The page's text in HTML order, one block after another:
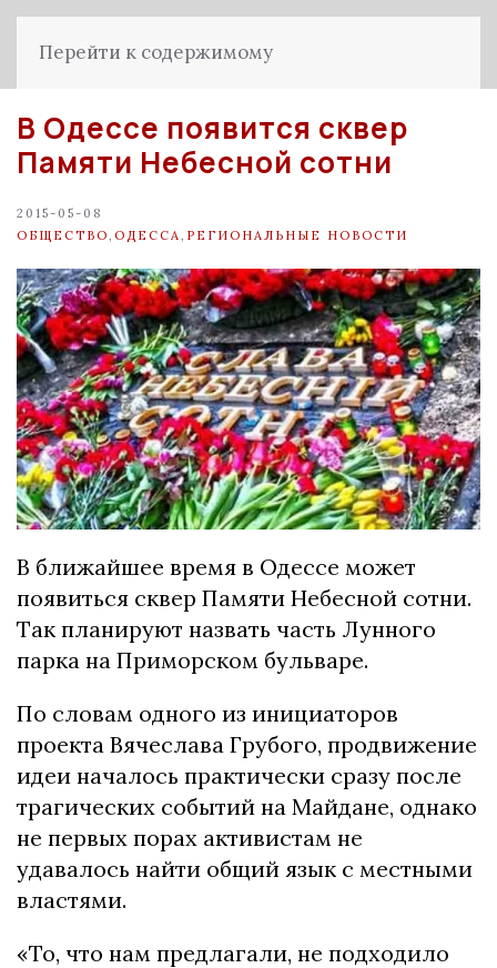
Перейти к содержимому
В Одессе появится сквер
Памяти Небесной сотни
2015-05-08
ОБЩЕСТВО ОДЕССА РЕГИОНАЛЬНЫЕ НОВОСТИ
В ближайшее время в Одессе может
появиться сквер Памяти Небесной сотни.
Так планируют назвать часть Лунного
парка на Приморском бульваре.
По словам одного из инициаторов
проекта Вячеслава Грубого, продвижение
идеи началось практически сразу после
трагических событий на Майдане, однако
не первых порах активистам не
удавалось найти общий язык с местными
властями.
«То, что нам предлагали, не подходило